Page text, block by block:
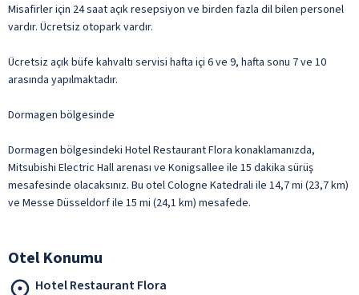
Misafirler için 24 saat açık resepsiyon ve birden fazla dil bilen personel
vardır. Ücretsiz otopark vardır.
Ücretsiz açık büfe kahvaltı servisi hafta içi 6 ve 9, hafta sonu 7 ve 10
arasında yapılmaktadır.
Dormagen bölgesinde
Dormagen bölgesindeki Hotel Restaurant Flora konaklamanızda,
Mitsubishi Electric Hall arenası ve Konigsallee ile 15 dakika sürüş
mesafesinde olacaksınız. Bu otel Cologne Katedrali ile 14,7 mi (23,7 km)
ve Messe Düsseldorf ile 15 mi (24,1 km) mesafede.
Otel Konumu
Hotel Restaurant Flora